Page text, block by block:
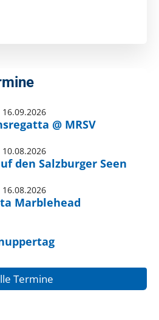
@ MRSV
den Salzburger Seen
Marblehead
Termine